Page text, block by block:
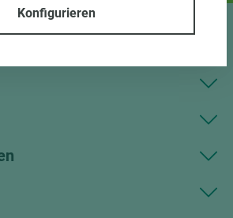
Konfigurieren